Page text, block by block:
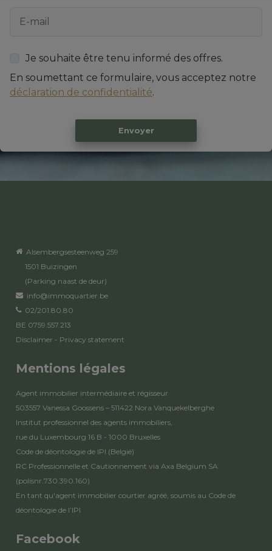
Je souhaite être tenu informé des offres.
En soumettant ce formulaire, vous acceptez notre
déclaration de confidentialité.
Envoyer
Alsembergsesteenweg 259
1501 Buizingen
(Parking naast de deur)
info@immoquartier.be
02/201.80.80
BE 0759.557.213
Disclaimer - Privacy statement
Mentions légales
Agent immobilier intermédiaire et régisseur
503557 Vanessa Goossens – 511422 Nora Vanquekelberghe
Institut professionnel des agents immobiliers,
rue du Luxembourg 16 B - 1000 Bruxelles
Code de déontologie de IPI (België)
RC Professionnelle et Cautionnement via Axa Belgium SA
(polisnr.730.390.160)
En tant qu'agent immobilier courtier agréé, soumis au Code de
déontologie de l’IPI
Facebook